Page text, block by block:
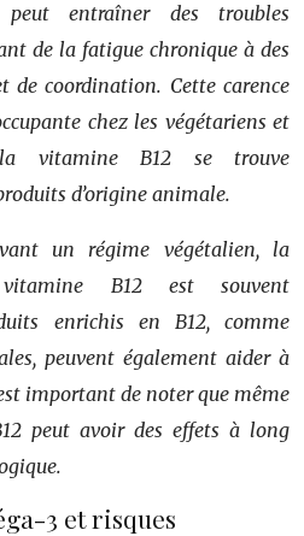
entraîner des troubles
de la fatigue chronique à des
de coordination. Cette carence
chez les végétariens et
vitamine B12 se trouve
d’origine animale.
un régime végétalien, la
B12 est souvent
enrichis en B12, comme
peuvent également aider à
important de noter que même
peut avoir des effets à long
3 et risques